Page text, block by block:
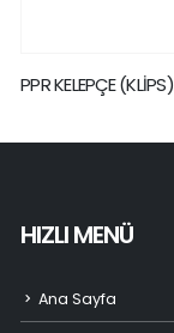
PPR KELEPÇE (KLİPS)
HIZLI MENÜ
Ana Sayfa